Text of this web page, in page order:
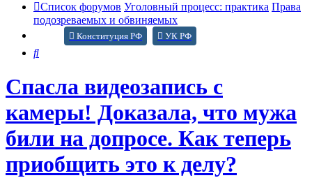
Список форумов Уголовный процесс: практика Права
подозреваемых и обвиняемых
Конституция РФ УК РФ
Поиск
Спасла видеозапись с
камеры! Доказала, что мужа
били на допросе. Как теперь
приобщить это к делу?